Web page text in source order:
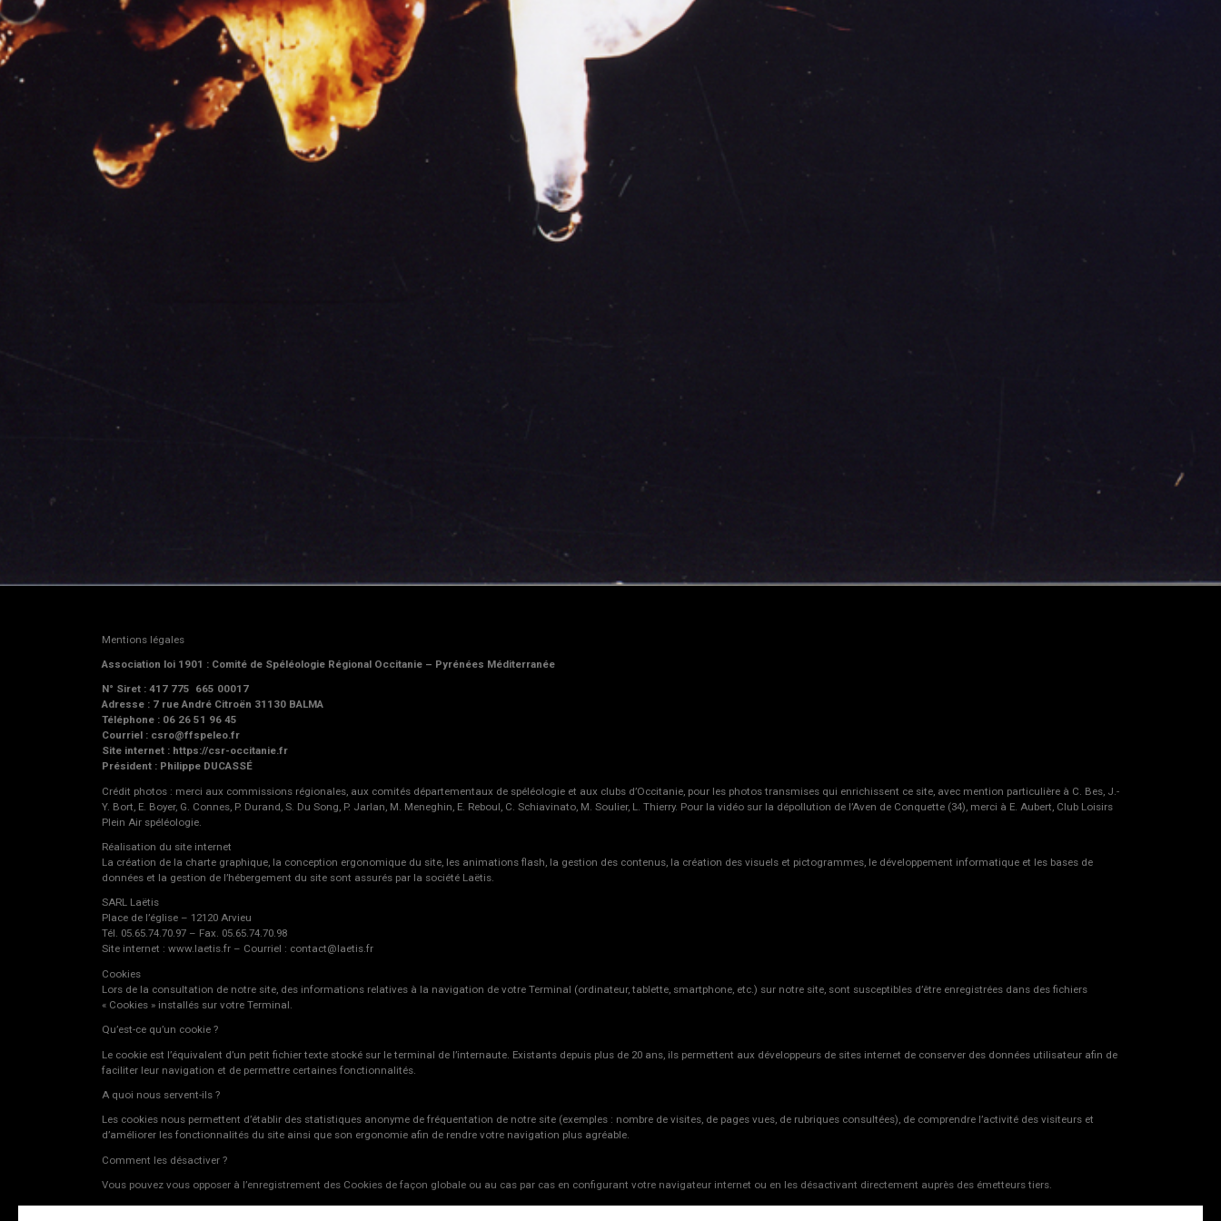
Mentions légales
Association loi 1901 : Comité de Spéléologie Régional Occitanie – Pyrénées Méditerranée
N° Siret : 417 775 665 00017
Adresse : 7 rue André Citroën 31130 BALMA
Téléphone : 06 26 51 96 45
Courriel : csro@ffspeleo.fr
Site internet : https://csr-occitanie.fr
Président : Philippe DUCASSÉ
Crédit photos : merci aux commissions régionales, aux comités départementaux de spéléologie et aux clubs d’Occitanie, pour les photos transmises qui enrichissent ce site, avec mention particulière à C. Bes, J.-
Y. Bort, E. Boyer, G. Connes, P. Durand, S. Du Song, P. Jarlan, M. Meneghin, E. Reboul, C. Schiavinato, M. Soulier, L. Thierry. Pour la vidéo sur la dépollution de l’Aven de Conquette (34), merci à E. Aubert, Club Loisirs
Plein Air spéléologie.
Réalisation du site internet
La création de la charte graphique, la conception ergonomique du site, les animations flash, la gestion des contenus, la création des visuels et pictogrammes, le développement informatique et les bases de
données et la gestion de l’hébergement du site sont assurés par la société Laëtis.
SARL Laëtis
Place de l’église – 12120 Arvieu
Tél. 05.65.74.70.97 – Fax. 05.65.74.70.98
Site internet : www.laetis.fr – Courriel : contact@laetis.fr
Cookies
Lors de la consultation de notre site, des informations relatives à la navigation de votre Terminal (ordinateur, tablette, smartphone, etc.) sur notre site, sont susceptibles d’être enregistrées dans des fichiers
« Cookies » installés sur votre Terminal.
Qu’est-ce qu’un cookie ?
Le cookie est l’équivalent d’un petit fichier texte stocké sur le terminal de l’internaute. Existants depuis plus de 20 ans, ils permettent aux développeurs de sites internet de conserver des données utilisateur afin de
faciliter leur navigation et de permettre certaines fonctionnalités.
A quoi nous servent-ils ?
Les cookies nous permettent d’établir des statistiques anonyme de fréquentation de notre site (exemples : nombre de visites, de pages vues, de rubriques consultées), de comprendre l’activité des visiteurs et
d’améliorer les fonctionnalités du site ainsi que son ergonomie afin de rendre votre navigation plus agréable.
Comment les désactiver ?
Vous pouvez vous opposer à l’enregistrement des Cookies de façon globale ou au cas par cas en configurant votre navigateur internet ou en les désactivant directement auprès des émetteurs tiers.
Pour Internet Explorer